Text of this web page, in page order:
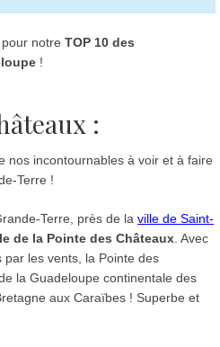
notre TOP 10 des
!
:
nos incontournables à voir et à faire
Terre !
Terre, près de la ville de Saint-
de la Pointe des Châteaux . Avec
les vents, la Pointe des
la Guadeloupe continentale des
aux Caraïbes ! Superbe et